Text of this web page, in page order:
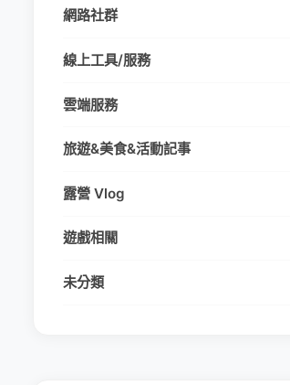
網路社群
線上工具/服務
雲端服務
旅遊&美食&活動記事
露營 Vlog
遊戲相關
未分類